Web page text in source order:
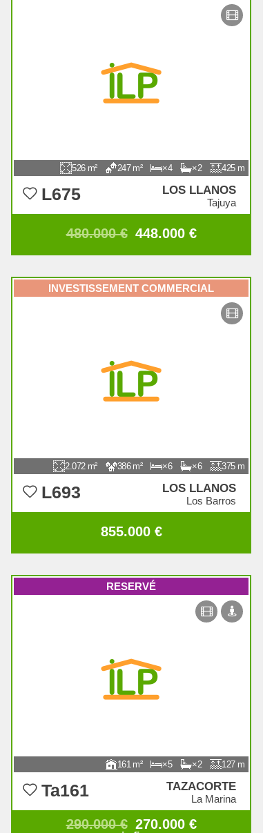
526 247 4 2 425
L675 LOS LLANOS
Tajuya
480.000 € 448.000 €
2.072 386 6 6 375
L693 LOS LLANOS
Los Barros
855.000 €
INVESTISSEMENT COMMERCIAL
161 5 2 127
Ta161 TAZACORTE
La Marina
290.000 € 270.000 €
RESERVÉ